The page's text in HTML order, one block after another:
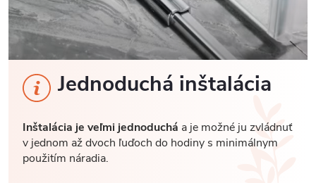
Jednoduchá inštalácia
Inštalácia je veľmi jednoduchá a je možné ju zvládnuť
v jednom až dvoch ľuďoch do hodiny s minimálnym
použitím náradia.